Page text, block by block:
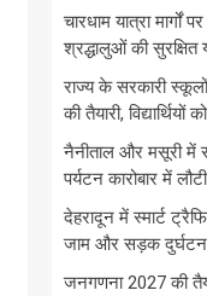
चारधाम यात्रा मार्गों
श्रद्धालुओं की
राज्य के सरकारी
की तैयारी,
नैनीताल और मसूरी में
पर्यटन कारोबार में
देहरादून में स्मार्ट
जाम और सड़क
जनगणना 2027 की